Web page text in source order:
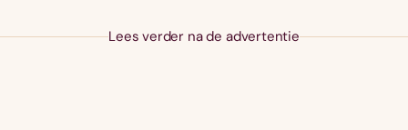
Lees verder na de advertentie